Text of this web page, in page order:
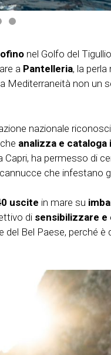
nel Golfo del
a Pantelleria, la
Mediterraneità non un
nazionale
analizza e
ha permesso di
che infestano
uscite in mare su
di sensibilizzare e
Bel Paese, perché